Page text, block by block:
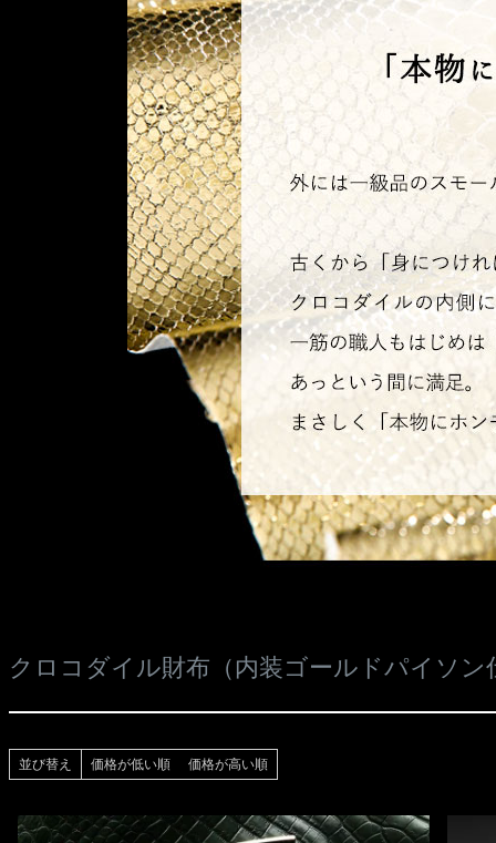
クロコダイル財布（内装ゴールドパイソン
並び替え 価格が低い順 価格が高い順